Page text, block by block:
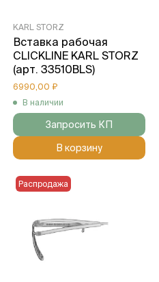
KARL STORZ
Вставка рабочая
CLICKLINE KARL STORZ
(арт. 33510BLS)
6990,00 ₽
В наличии
Запросить КП
В корзину
Распродажа